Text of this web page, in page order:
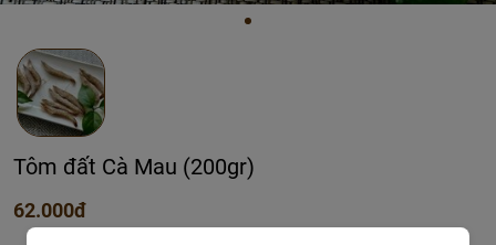
Tôm đất Cà Mau (200gr)
62.000đ